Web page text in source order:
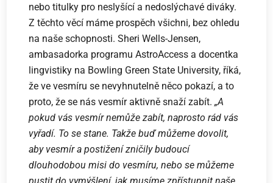
nebo titulky pro neslyšící a nedoslýchavé diváky.
Z těchto věcí máme prospěch všichni, bez ohledu
na naše schopnosti. Sheri Wells-Jensen,
ambasadorka programu AstroAccess a docentka
lingvistiky na Bowling Green State University, říká,
že ve vesmíru se nevyhnutelně něco pokazí, a to
proto, že se nás vesmír aktivně snaží zabít.„A
pokud vás vesmír nemůže zabít, naprosto rád vás
vyřadí. To se stane. Takže buď můžeme dovolit,
aby vesmír a postižení zničily budoucí
dlouhodobou misi do vesmíru, nebo se můžeme
pustit do vymýšlení, jak musíme zpřístupnit naše